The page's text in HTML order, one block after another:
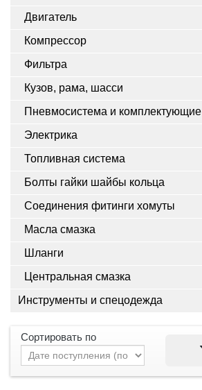
Двигатель
Компрессор
Фильтра
Кузов, рама, шасси
Пневмосистема и комплектующие
Электрика
Топливная система
Болты гайки шайбы кольца
Соединения фитинги хомуты
Масла смазка
Шланги
Центральная смазка
Инструменты и спецодежда
Сортировать по